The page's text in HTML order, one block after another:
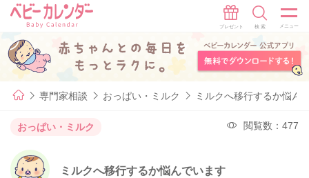
専門家相談 おっぱい・ミルク ミルクへ移行するか悩ん
おっぱい・ミルク 閲覧数：477
ミルクへ移行するか悩んでいます